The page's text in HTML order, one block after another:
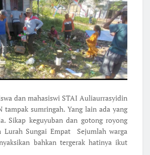
dan mahasiswi STAI Auliaurrasyidin
tampak sumringah. Yang lain ada yang
Sikap keguyuban dan gotong royong
Lurah Sungai Empat Sejumlah warga
bahkan tergerak hatinya ikut